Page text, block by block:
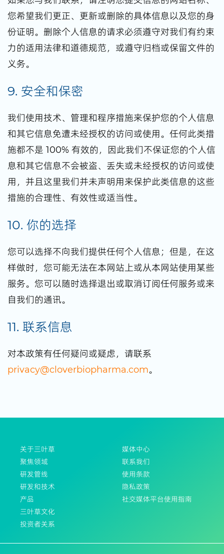
您希望我们更正、更新或删除的具体信息以及您的身
份证明。删除个人信息的请求必须遵守对我们有约束
力的适用法律和道德规范，或遵守归档或保留文件的
义务。
9. 安全和保密
我们使用技术、管理和程序措施来保护您的个人信息
和其它信息免遭未经授权的访问或使用。任何此类措
施都不是 100% 有效的，因此我们不保证您的个人信
息和其它信息不会被盗、丢失或未经授权的访问或使
用，并且这里我们并未声明用来保护此类信息的这些
措施的合理性、有效性或适当性。
10. 你的选择
您可以选择不向我们提供任何个人信息；但是，在这
样做时，您可能无法在本网站上或从本网站使用某些
服务。您可以随时选择退出或取消订阅任何服务或来
自我们的通讯。
11. 联系信息
对本政策有任何疑问或疑虑，请联系
privacy@cloverbiopharma.com。
关于三叶草
聚焦领域
研发管线
研发和技术
产品
三叶草文化
投资者关系
媒体中心
联系我们
使用条款
隐私政策
社交媒体平台使用指南